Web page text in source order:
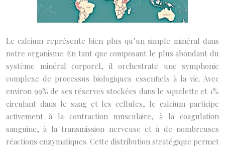
Le calcium représente bien plus qu’un simple minéral dans
notre organisme. En tant que composant le plus abondant du
système minéral corporel, il orchestrate une symphonie
complexe de processus biologiques essentiels à la vie. Avec
environ 99% de ses réserves stockées dans le squelette et 1%
circulant dans le sang et les cellules, le calcium participe
activement à la contraction musculaire, à la coagulation
sanguine, à la transmission nerveuse et à de nombreuses
réactions enzymatiques. Cette distribution stratégique permet